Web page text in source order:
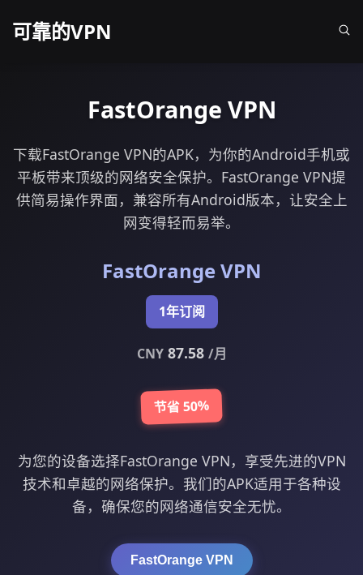
可靠的VPN
FastOrange VPN
下载FastOrange VPN的APK，为你的Android手机或
平板带来顶级的网络安全保护。FastOrange VPN提
供简易操作界面，兼容所有Android版本，让安全上
网变得轻而易举。
FastOrange VPN
1年订阅
CNY87.58 /月
节省 50%
为您的设备选择FastOrange VPN，享受先进的VPN
技术和卓越的网络保护。我们的APK适用于各种设
备，确保您的网络通信安全无忧。
FastOrange VPN